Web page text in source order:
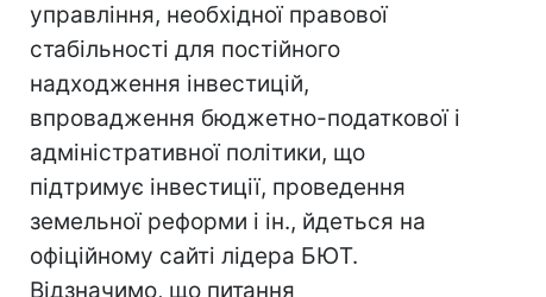
управління, необхідної правової
стабільності для постійного
надходження інвестицій,
впровадження бюджетно-податкової і
адміністративної політики, що
підтримує інвестиції, проведення
земельної реформи і ін., йдеться на
офіційному сайті лідера БЮТ.
Відзначимо, що питання